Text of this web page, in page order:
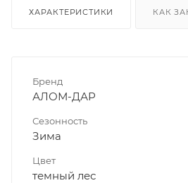
ХАРАКТЕРИСТИКИ КАК
Бренд
АЛОМ-ДАР
Сезонность
Зима
Цвет
темный лес